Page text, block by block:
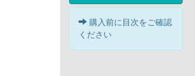
購入前に目次をご確認
ください